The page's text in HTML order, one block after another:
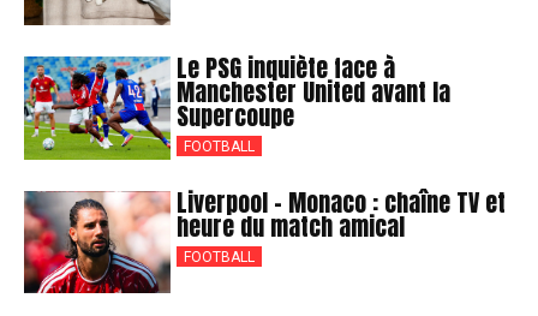
Le PSG inquiète face à
Manchester United avant la
Supercoupe
FOOTBALL
Liverpool – Monaco : chaîne TV et
heure du match amical
FOOTBALL